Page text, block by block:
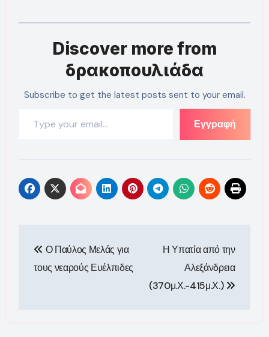
Discover more from
δρακοπουλιάδα
Subscribe to get the latest posts sent to your email.
Εγγραφή
άρθρων
Ο Παύλος Μελάς για
τους νεαρούς Ευέλπιδες
Η Υπατία από την
Αλεξάνδρεια
(370μ.Χ.-415μ.Χ.)